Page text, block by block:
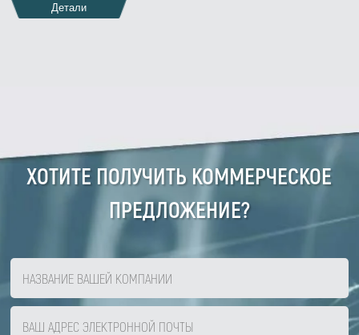
Детали
ХОТИТЕ ПОЛУЧИТЬ КОММЕРЧЕСКОЕ
ПРЕДЛОЖЕНИЕ?